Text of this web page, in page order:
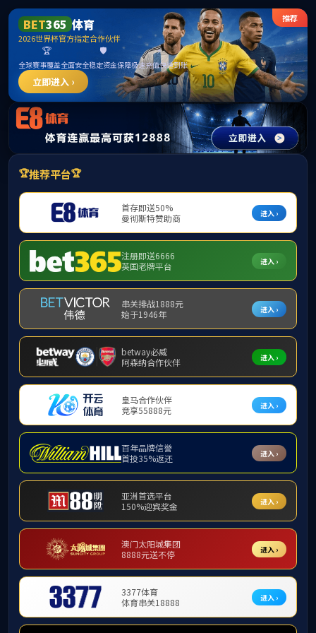
365英国上市公司(CHN-VIP认证)官网|Official
Website
提示：访问地址无效，allen-bradley-1391b-aa45n找不到对应的栏目！
首页 关闭此页